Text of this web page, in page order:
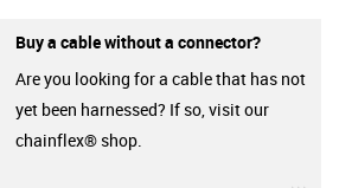
Buy a cable without a connector?
Are you looking for a cable that has not
yet been harnessed? If so, visit our
chainflex® shop.